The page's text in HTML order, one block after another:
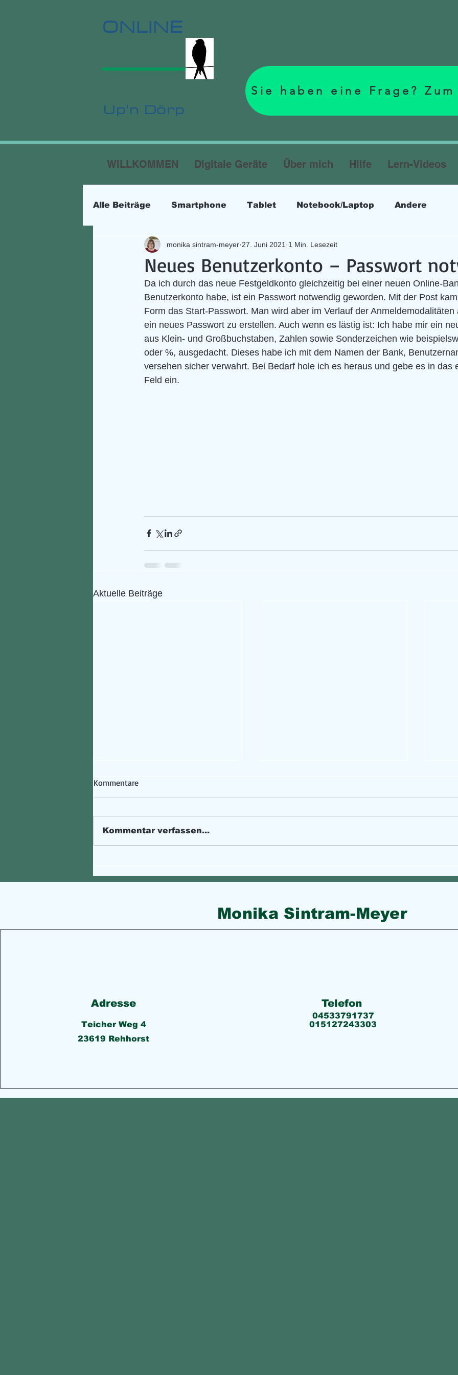
ONLINE
Up'n Dörp
Sie haben eine Frage?
WILLKOMMEN Digitale Geräte Über mich Hilfe Lern-Videos
Alle Beiträge Smartphone Tablet Notebook/Laptop Andere
Neues Benutzerkonto – Passwort
monika sintram-meyer 27. Juni 2021 1 Min. Lesezeit
Da ich durch das neue Festgeldkonto gleichzeitig bei einer neuen Online-
Benutzerkonto habe, ist ein Passwort notwendig geworden. Mit der Post
Form das Start-Passwort. Man wird aber im Verlauf der Anmeldemodalitäten
ein neues Passwort zu erstellen. Auch wenn es lästig ist: Ich habe mir ein
aus Klein- und Großbuchstaben, Zahlen sowie Sonderzeichen wie
oder %, ausgedacht. Dieses habe ich mit dem Namen der Bank,
versehen sicher verwahrt. Bei Bedarf hole ich es heraus und gebe es in das
Feld ein.
Aktuelle Beiträge
Digitaler Kfz-Schein
zum Einrichten
Kommentare
Kommentar verfassen...
Monika Sintram-Meyer
Adresse
Teicher Weg 4
23619 Rehhorst
Telefon
04533791737
015127243303